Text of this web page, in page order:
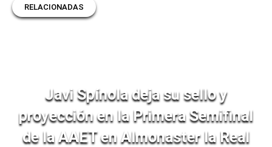
RELACIONADAS
Javi Spínola deja su sello y
proyección en la Primera Semifinal
de la AAET en Almonaster la Real